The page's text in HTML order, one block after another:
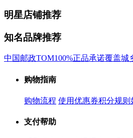
明星店铺推荐
知名品牌推荐
中国邮政TOM100%正品承诺覆盖城
购物指南
购物流程 使用优惠券积分规则
支付帮助